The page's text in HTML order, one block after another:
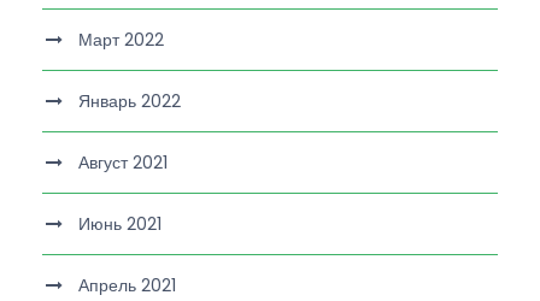
Март 2022
Январь 2022
Август 2021
Июнь 2021
Апрель 2021